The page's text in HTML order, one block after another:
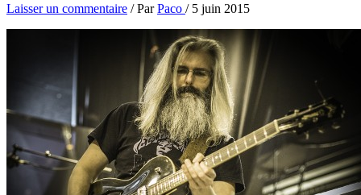
Laisser un commentaire / ParPaco / 5 juin 2015